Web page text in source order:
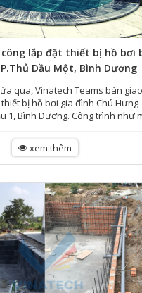
công lắp đặt thiết bị hồ bơi
Dầu Một, Bình Dương
qua, Vinatech Teams bàn
bị hồ bơi gia đình Chú Hưng
1, Bình Dương. Công trình như
xem thêm